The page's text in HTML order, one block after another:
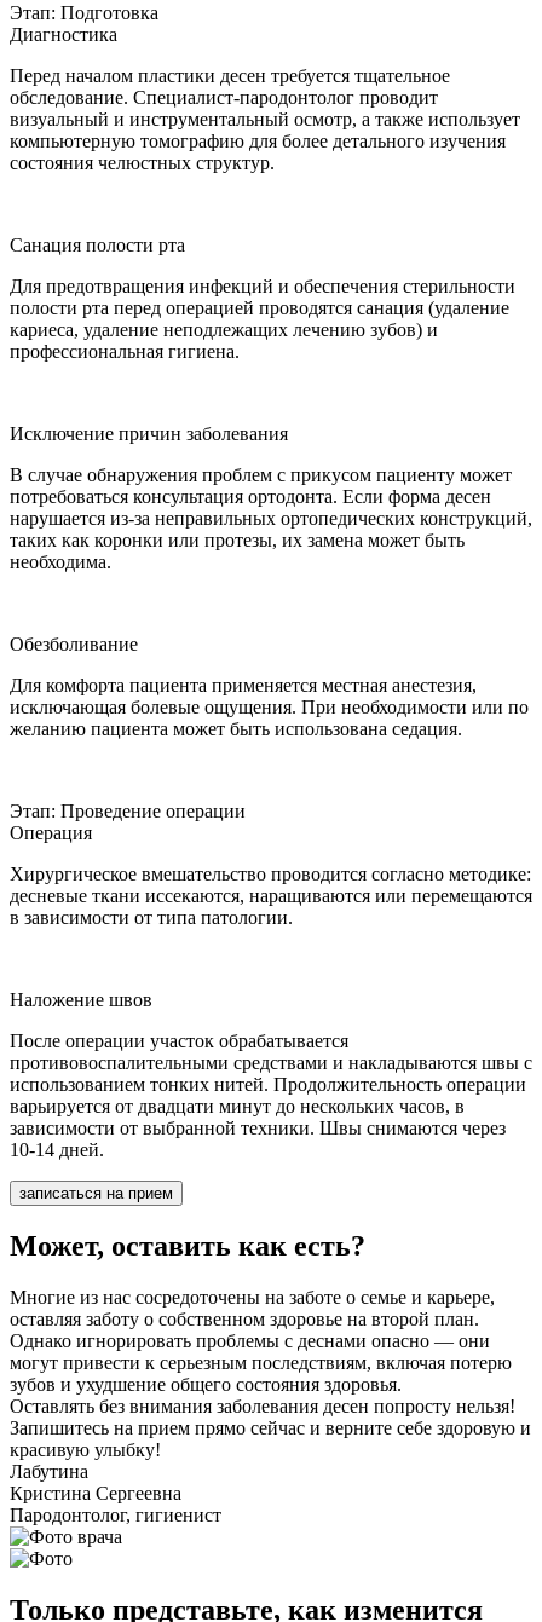
Этап: Подготовка
Диагностика
Перед началом пластики десен требуется тщательное
обследование. Специалист-пародонтолог проводит
визуальный и инструментальный осмотр, а также использует
компьютерную томографию для более детального изучения
состояния челюстных структур.
Санация полости рта
Для предотвращения инфекций и обеспечения стерильности
полости рта перед операцией проводятся санация (удаление
кариеса, удаление неподлежащих лечению зубов) и
профессиональная гигиена.
Исключение причин заболевания
В случае обнаружения проблем с прикусом пациенту может
потребоваться консультация ортодонта. Если форма десен
нарушается из-за неправильных ортопедических конструкций,
таких как коронки или протезы, их замена может быть
необходима.
Обезболивание
Для комфорта пациента применяется местная анестезия,
исключающая болевые ощущения. При необходимости или по
желанию пациента может быть использована седация.
Этап: Проведение операции
Операция
Хирургическое вмешательство проводится согласно методике:
десневые ткани иссекаются, наращиваются или перемещаются
в зависимости от типа патологии.
Наложение швов
После операции участок обрабатывается
противовоспалительными средствами и накладываются швы с
использованием тонких нитей. Продолжительность операции
варьируется от двадцати минут до нескольких часов, в
зависимости от выбранной техники. Швы снимаются через
10-14 дней.
записаться на прием
Может, оставить как есть?
Многие из нас сосредоточены на заботе о семье и карьере,
оставляя заботу о собственном здоровье на второй план.
Однако игнорировать проблемы с деснами опасно — они
могут привести к серьезным последствиям, включая потерю
зубов и ухудшение общего состояния здоровья.
Оставлять без внимания заболевания десен попросту нельзя!
Запишитесь на прием прямо сейчас и верните себе здоровую и
красивую улыбку!
Лабутина
Кристина Сергеевна
Пародонтолог, гигиенист
Только представьте, как изменится